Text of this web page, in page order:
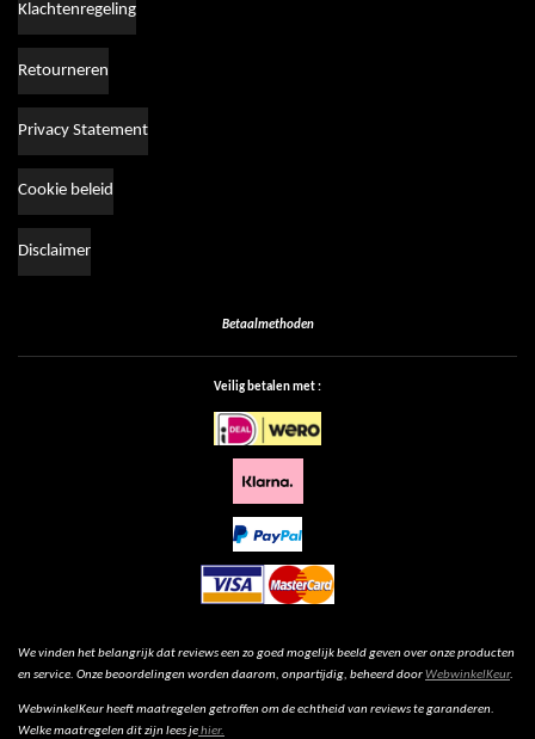
Klachtenregeling
Retourneren
Privacy Statement
Cookie beleid
Disclaimer
Betaalmethoden
Veilig betalen met :
We vinden het belangrijk dat reviews een zo goed mogelijk beeld geven over onze producten
en service. Onze beoordelingen worden daarom, onpartijdig, beheerd doorWebwinkelKeur.
WebwinkelKeur heeft maatregelen getroffen om de echtheid van reviews te garanderen.
Welke maatregelen dit zijn lees jehier.